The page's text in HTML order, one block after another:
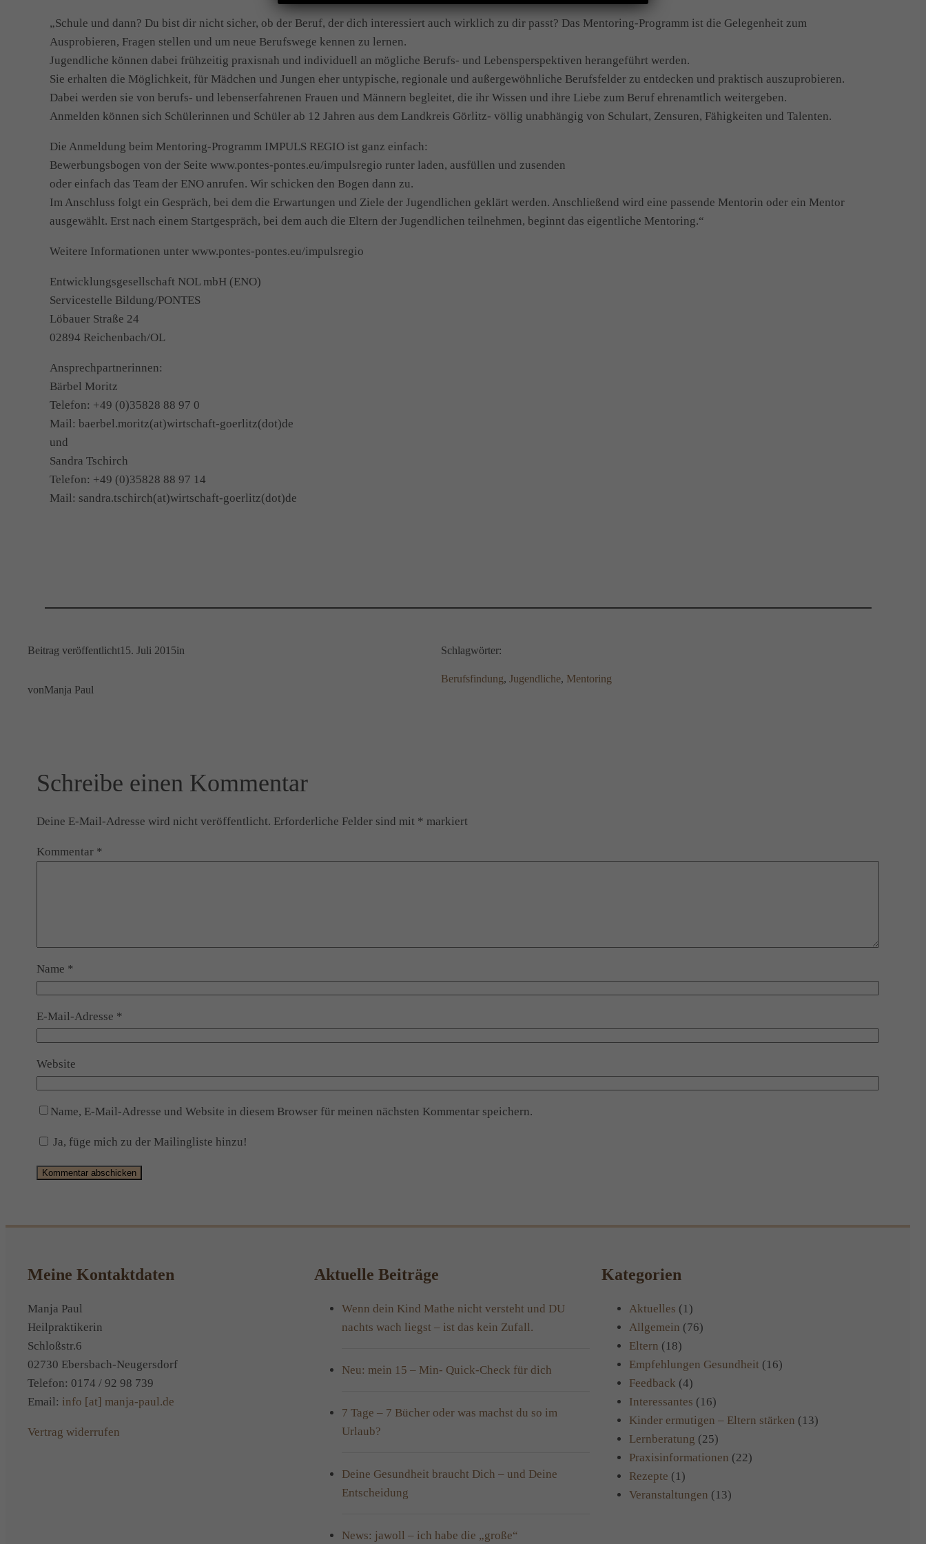
„Schule und dann? Du bist dir nicht sicher, ob der Beruf, der dich interessiert auch wirklich zu dir passt? Das Mentoring-Programm ist die Gelegenheit zum
Ausprobieren, Fragen stellen und um neue Berufswege kennen zu lernen.
Jugendliche können dabei frühzeitig praxisnah und individuell an mögliche Berufs- und Lebensperspektiven herangeführt werden.
Sie erhalten die Möglichkeit, für Mädchen und Jungen eher untypische, regionale und außergewöhnliche Berufsfelder zu entdecken und praktisch auszuprobieren.
Dabei werden sie von berufs- und lebenserfahrenen Frauen und Männern begleitet, die ihr Wissen und ihre Liebe zum Beruf ehrenamtlich weitergeben.
Anmelden können sich Schülerinnen und Schüler ab 12 Jahren aus dem Landkreis Görlitz- völlig unabhängig von Schulart, Zensuren, Fähigkeiten und Talenten.
Die Anmeldung beim Mentoring-Programm IMPULS REGIO ist ganz einfach:
Bewerbungsbogen von der Seite www.pontes-pontes.eu/impulsregio runter laden, ausfüllen und zusenden
oder einfach das Team der ENO anrufen. Wir schicken den Bogen dann zu.
Im Anschluss folgt ein Gespräch, bei dem die Erwartungen und Ziele der Jugendlichen geklärt werden. Anschließend wird eine passende Mentorin oder ein Mentor
ausgewählt. Erst nach einem Startgespräch, bei dem auch die Eltern der Jugendlichen teilnehmen, beginnt das eigentliche Mentoring.“
Weitere Informationen unter www.pontes-pontes.eu/impulsregio
Entwicklungsgesellschaft NOL mbH (ENO)
Servicestelle Bildung/PONTES
Löbauer Straße 24
02894 Reichenbach/OL
Ansprechpartnerinnen:
Bärbel Moritz
Telefon: +49 (0)35828 88 97 0
Mail: baerbel.moritz(at)wirtschaft-goerlitz(dot)de
und
Sandra Tschirch
Telefon: +49 (0)35828 88 97 14
Mail: sandra.tschirch(at)wirtschaft-goerlitz(dot)de
Beitrag veröffentlicht15. Juli 2015in
vonManja Paul
Schlagwörter:
Berufsfindung, Jugendliche, Mentoring
Schreibe einen Kommentar
Deine E-Mail-Adresse wird nicht veröffentlicht. Erforderliche Felder sind mit * markiert
Kommentar *
Name *
E-Mail-Adresse *
Website
Name, E-Mail-Adresse und Website in diesem Browser für meinen nächsten Kommentar speichern.
Ja, füge mich zu der Mailingliste hinzu!
Meine Kontaktdaten
Manja Paul
Heilpraktikerin
Schloßstr.6
02730 Ebersbach-Neugersdorf
Telefon: 0174 / 92 98 739
Email: info [at] manja-paul.de
Vertrag widerrufen
Aktuelle Beiträge
Wenn dein Kind Mathe nicht versteht und DU
nachts wach liegst – ist das kein Zufall.
Neu: mein 15 – Min- Quick-Check für dich
7 Tage – 7 Bücher oder was machst du so im
Urlaub?
Deine Gesundheit braucht Dich – und Deine
Entscheidung
News: jawoll – ich habe die „große“
Kategorien
Aktuelles (1)
Allgemein (76)
Eltern (18)
Empfehlungen Gesundheit(16)
Feedback (4)
Interessantes (16)
Kinder ermutigen – Eltern stärken (13)
Lernberatung (25)
Praxisinformationen (22)
Rezepte (1)
Veranstaltungen (13)